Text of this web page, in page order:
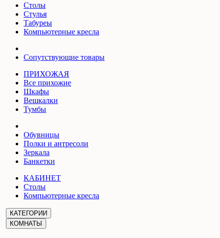
Столы
Стулья
Табуреы
Компьютерные кресла
Сопутствующие товары
ПРИХОЖАЯ
Все прихожие
Шкафы
Вешкалки
Тумбы
Обувницы
Полки и антресоли
Зеркала
Банкетки
КАБИНЕТ
Столы
Компьютерные кресла
КАТЕГОРИИ
КОМНАТЫ